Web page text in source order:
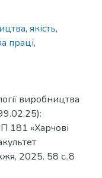
, якість,
праці,
виробництва
181 «Харчові
2025. 58 с.,8